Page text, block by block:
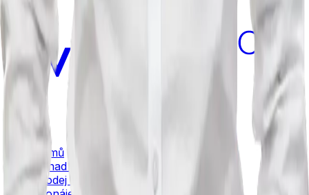
Domů
Odhad cen nemovitosti
Prodej nemovitosti